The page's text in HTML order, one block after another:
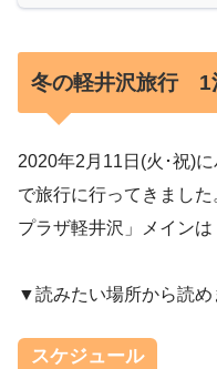
冬の軽井沢旅行 1
2020年2月11日(火･祝)
で旅行に行ってきまし
プラザ軽井沢」メインは
▼読みたい場所から読
スケジュール